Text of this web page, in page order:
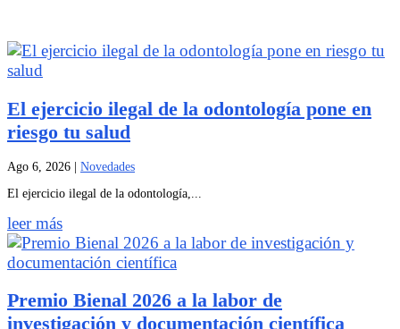
El ejercicio ilegal de la odontología pone en
riesgo tu salud
Ago 6, 2026
Novedades
El ejercicio ilegal de la odontología,...
leer más
Premio Bienal 2026 a la labor de
investigación y documentación científica